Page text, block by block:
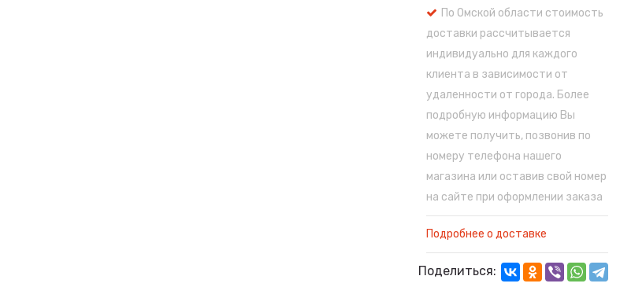
По Омской области стоимость
доставки рассчитывается
индивидуально для каждого
клиента в зависимости от
удаленности от города. Более
подробную информацию Вы
можете получить, позвонив по
номеру телефона нашего
магазина или оставив свой номер
на сайте при оформлении заказа
Подробнее о доставке
Поделиться: